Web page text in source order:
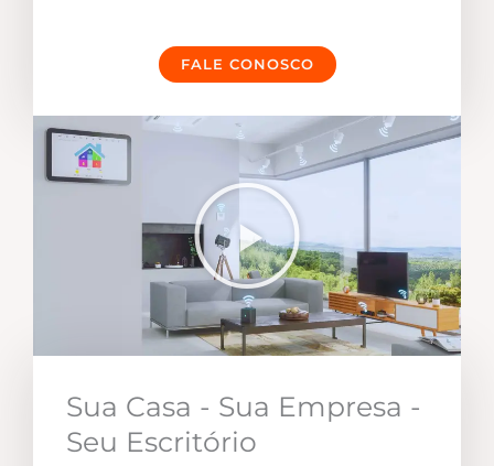
FALE CONOSCO
Sua Casa - Sua Empresa -
Seu Escritório